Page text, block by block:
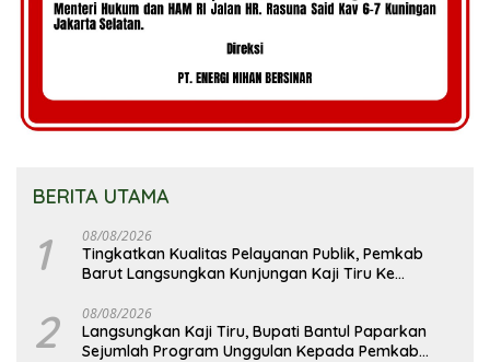
BERITA UTAMA
1 08/08/2026
Tingkatkan Kualitas Pelayanan Publik, Pemkab
Barut Langsungkan Kunjungan Kaji Tiru Ke
2 08/08/2026
Langsungkan Kaji Tiru, Bupati Bantul Paparkan
Sejumlah Program Unggulan Kepada Pemkab